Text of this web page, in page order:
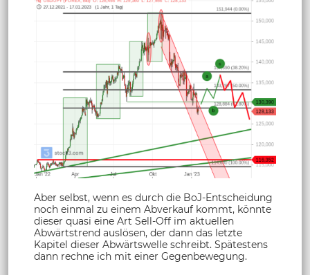
Aber selbst, wenn es durch die BoJ-Entscheidung
noch einmal zu einem Abverkauf kommt, könnte
dieser quasi eine Art Sell-Off im aktuellen
Abwärtstrend auslösen, der dann das letzte
Kapitel dieser Abwärtswelle schreibt. Spätestens
dann rechne ich mit einer Gegenbewegung.